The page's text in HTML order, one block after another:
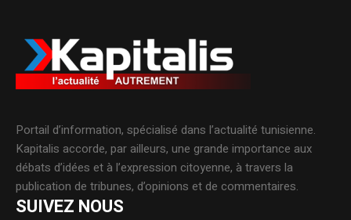
Portail d’information, spécialisé dans l’actualité tunisienne.
Kapitalis accorde, par ailleurs, une grande importance aux
débats d’idées et à l’expression citoyenne, à travers la
publication de tribunes, d’opinions et de commentaires.
SUIVEZ NOUS